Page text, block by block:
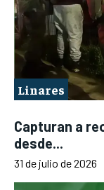
Linares
Capturan a
desde...
31 de julio de 2026